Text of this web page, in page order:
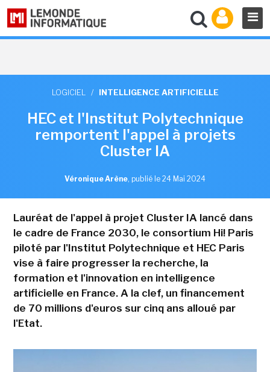
LOGICIEL / INTELLIGENCE ARTIFICIELLE
HEC et l'Institut Polytechnique
remportent l'appel à projets
Cluster IA
Véronique Arène, publié le 24 Mai 2024
Lauréat de l'appel à projet Cluster IA lancé dans
le cadre de France 2030, le consortium Hi! Paris
piloté par l'Institut Polytechnique et HEC Paris
vise à faire progresser la recherche, la
formation et l'innovation en intelligence
artificielle en France. A la clef, un financement
de 70 millions d'euros sur cinq ans alloué par
l'Etat.